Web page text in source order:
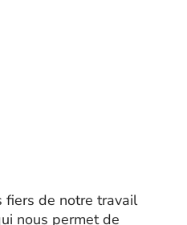
fiers de notre travail
nous permet de